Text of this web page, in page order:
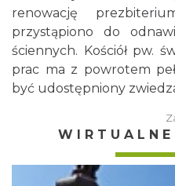
renowację
przystąpiono do
ściennych. Kościół pw.
prac ma z powrotem
być udostępniony